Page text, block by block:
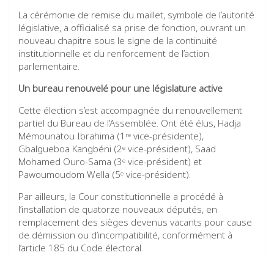
La cérémonie de remise du maillet, symbole de l’autorité
législative, a officialisé sa prise de fonction, ouvrant un
nouveau chapitre sous le signe de la continuité
institutionnelle et du renforcement de l’action
parlementaire.
Un bureau renouvelé pour une législature active
Cette élection s’est accompagnée du renouvellement
partiel du Bureau de l’Assemblée. Ont été élus, Hadja
Mémounatou Ibrahima (1ʳᵉ vice-présidente),
Gbalgueboa Kangbéni (2ᵉ vice-président), Saad
Mohamed Ouro-Sama (3ᵉ vice-président) et
Pawoumoudom Wella (5ᵉ vice-président).
Par ailleurs, la Cour constitutionnelle a procédé à
l’installation de quatorze nouveaux députés, en
remplacement des sièges devenus vacants pour cause
de démission ou d’incompatibilité, conformément à
l’article 185 du Code électoral.